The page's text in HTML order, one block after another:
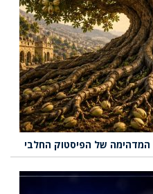
המדהימה של הפיסטוק החלבי